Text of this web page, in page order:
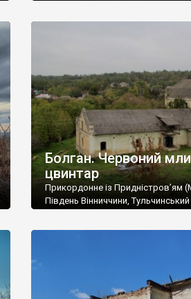
Болган. Червоний
цвинтар
Прикордонне із Придністров’ям
Південь Вінниччини,
старовинний цвинтар із
збереглися, написані
мовою. За всіма традиційними
український. Хрести датуються
роках Болган […]